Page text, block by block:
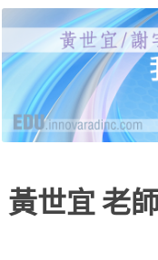
新思惟網
談教育
黃世宜老師、謝
就受教育、自我教
代的困境與解答，
黃世宜 老